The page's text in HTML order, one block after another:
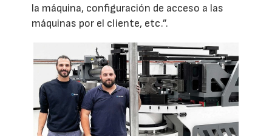
la máquina, configuración de acceso a las
máquinas por el cliente, etc.”.